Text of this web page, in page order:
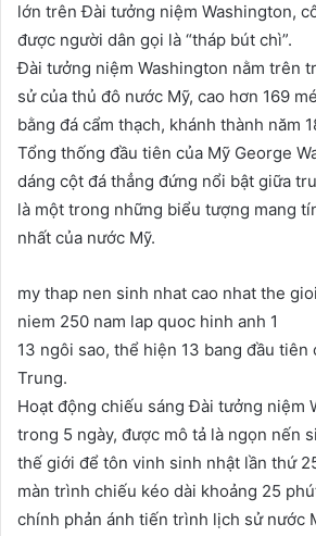
lớn trên Đài tưởng niệm Washington,
được người dân gọi là “tháp bút chì”.
Đài tưởng niệm Washington nằm trên
sử của thủ đô nước Mỹ, cao hơn 169
bằng đá cẩm thạch, khánh thành năm
Tổng thống đầu tiên của Mỹ George
dáng cột đá thẳng đứng nổi bật giữa
là một trong những biểu tượng mang
nhất của nước Mỹ.
my thap nen sinh nhat cao nhat the
niem 250 nam lap quoc hinh anh 1
13 ngôi sao, thể hiện 13 bang đầu tiên
Trung.
Hoạt động chiếu sáng Đài tưởng niệm
trong 5 ngày, được mô tả là ngọn nến
thế giới để tôn vinh sinh nhật lần thứ
màn trình chiếu kéo dài khoảng 25
chính phản ánh tiến trình lịch sử nước